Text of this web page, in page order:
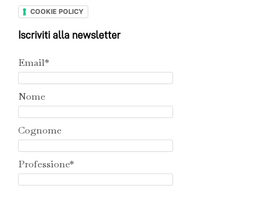
COOKIE POLICY
Iscriviti alla newsletter
Email*
Nome
Cognome
Professione*